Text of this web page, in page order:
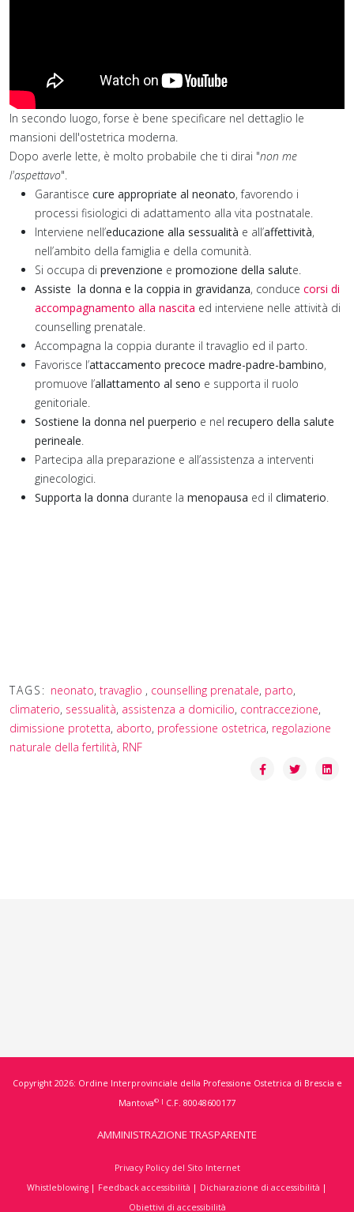
In secondo luogo, forse è bene specificare nel dettaglio le
mansioni dell'ostetrica moderna.
Dopo averle lette, è molto probabile che ti dirai "non me
l'aspettavo".
Garantisce cure appropriate al neonato, favorendo i
processi fisiologici di adattamento alla vita postnatale.
Interviene nell’educazione alla sessualità e all’affettività,
nell’ambito della famiglia e della comunità.
Si occupa di prevenzione e promozione della salute.
Assiste la donna e la coppia in gravidanza, conduce corsi di
accompagnamento alla nascita ed interviene nelle attività di
counselling prenatale.
Accompagna la coppia durante il travaglio ed il parto.
Favorisce l’attaccamento precoce madre-padre-bambino,
promuove l’allattamento al seno e supporta il ruolo
genitoriale.
Sostiene la donna nel puerperio e nel recupero della salute
perineale.
Partecipa alla preparazione e all’assistenza a interventi
ginecologici.
Supporta la donna durante la menopausa ed il climaterio.
TAGS: neonato, travaglio , counselling prenatale, parto,
climaterio, sessualità, assistenza a domicilio, contraccezione,
dimissione protetta, aborto, professione ostetrica, regolazione
naturale della fertilità, RNF
Copyright 2026: Ordine Interprovinciale della Professione Ostetrica di Brescia e
Mantova© | C.F. 80048600177
AMMINISTRAZIONE TRASPARENTE
Privacy Policy del Sito Internet
Whistleblowing | Feedback accessibilità | Dichiarazione di accessibilità |
Obiettivi di accessibilità